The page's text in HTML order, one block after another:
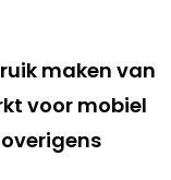
maken van
voor mobiel